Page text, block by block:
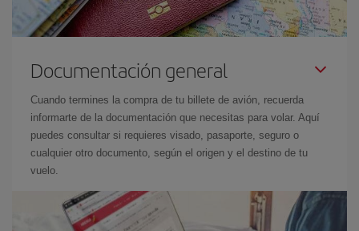
Documentación general
Cuando termines la compra de tu billete de avión, recuerda
informarte de la documentación que necesitas para volar. Aquí
puedes consultar si requieres visado, pasaporte, seguro o
cualquier otro documento, según el origen y el destino de tu
vuelo.